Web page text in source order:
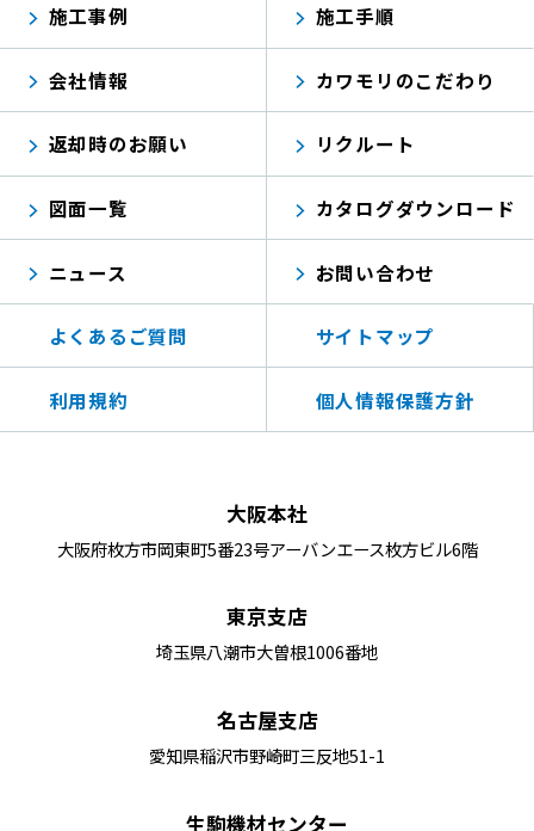
施工事例 施工手順
会社情報 カワモリのこだわり
返却時のお願い リクルート
図面一覧 カタログダウンロード
ニュース お問い合わせ
よくあるご質問 サイトマップ
利用規約 個人情報保護方針
大阪本社
大阪府枚方市岡東町5番23号アーバンエース枚方ビル6階
東京支店
埼玉県八潮市大曽根1006番地
名古屋支店
愛知県稲沢市野崎町三反地51-1
生駒機材センター